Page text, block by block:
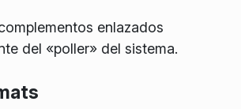
enlazados
del «poller» del sistema.